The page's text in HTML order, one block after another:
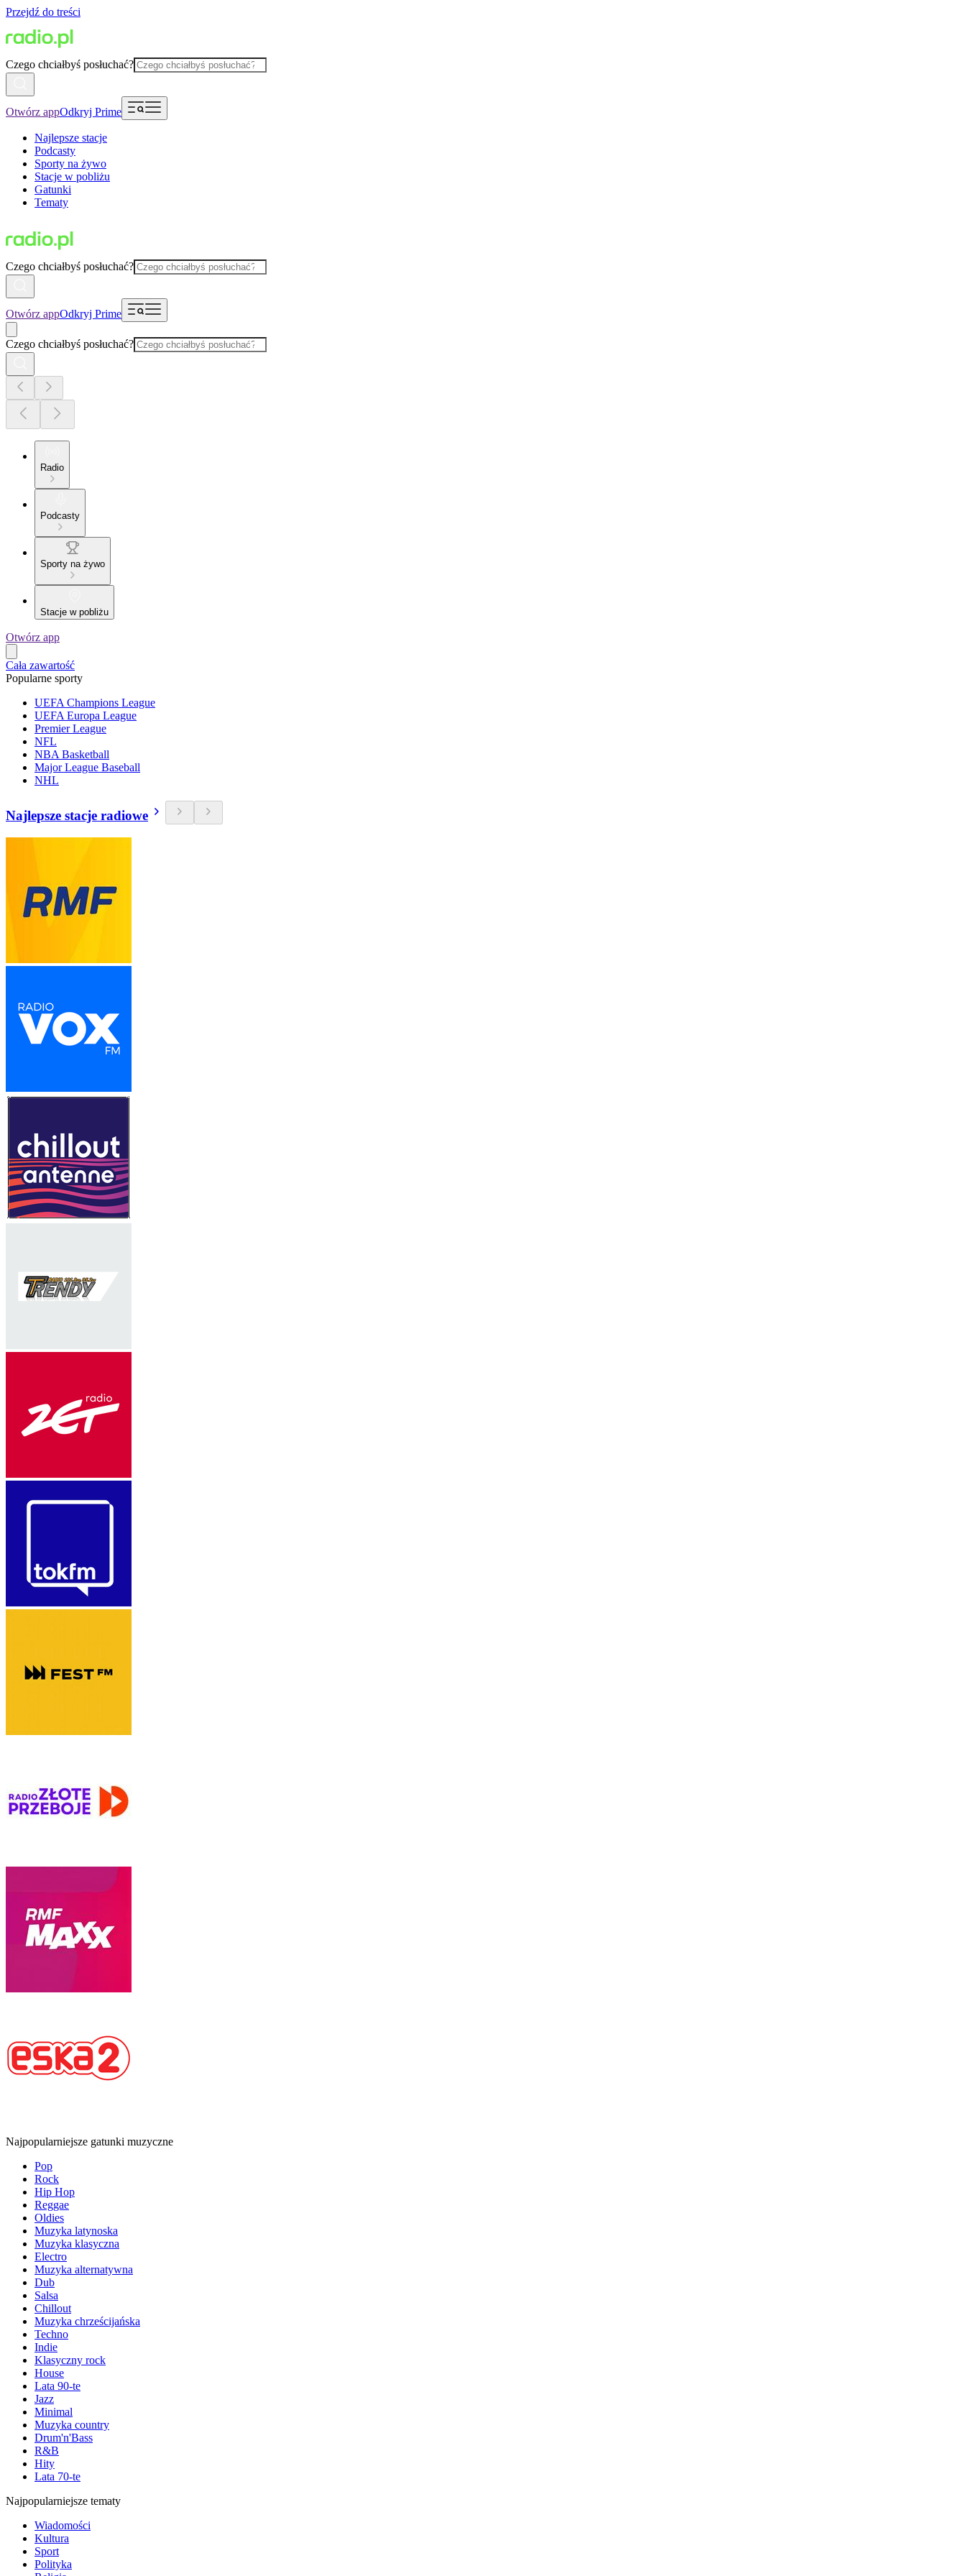
Przejdź do treści
Czego chciałbyś posłuchać?
Otwórz appOdkryj Prime
Najlepsze stacje
Podcasty
Sporty na żywo
Stacje w pobliżu
Gatunki
Tematy
Czego chciałbyś posłuchać?
Otwórz appOdkryj Prime
Czego chciałbyś posłuchać?
Radio
Podcasty
Sporty na żywo
Stacje w pobliżu
Otwórz app
Cała zawartość
Popularne sporty
UEFA Champions League
UEFA Europa League
Premier League
NFL
NBA Basketball
Major League Baseball
NHL
Najlepsze stacje radiowe
Najpopularniejsze gatunki muzyczne
Pop
Rock
Hip Hop
Reggae
Oldies
Muzyka latynoska
Muzyka klasyczna
Electro
Muzyka alternatywna
Dub
Salsa
Chillout
Muzyka chrześcijańska
Techno
Indie
Klasyczny rock
House
Lata 90-te
Jazz
Minimal
Muzyka country
Drum'n'Bass
R&B
Hity
Lata 70-te
Najpopularniejsze tematy
Wiadomości
Kultura
Sport
Polityka